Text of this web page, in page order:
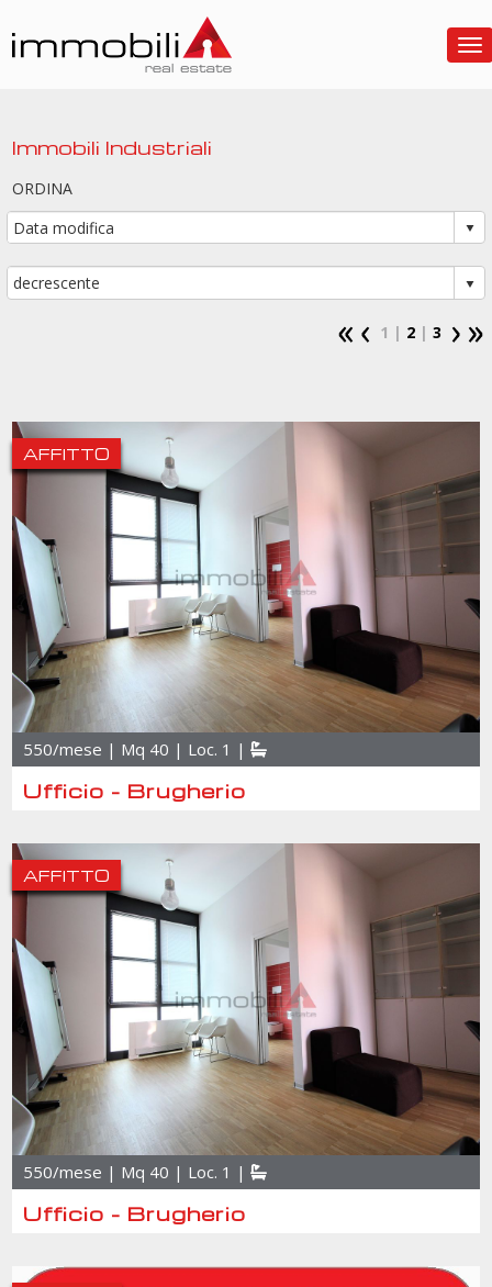
Immobili Industriali
ORDINA
1 | 2| 3
AFFITTO
550/mese | Mq 40 | Loc. 1 |
Ufficio - Brugherio
AFFITTO
550/mese | Mq 40 | Loc. 1 |
Ufficio - Brugherio